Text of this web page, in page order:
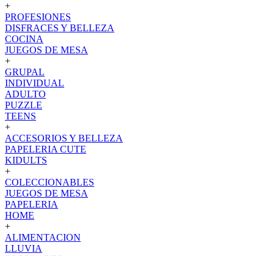
+
PROFESIONES
DISFRACES Y BELLEZA
COCINA
JUEGOS DE MESA
+
GRUPAL
INDIVIDUAL
ADULTO
PUZZLE
TEENS
+
ACCESORIOS Y BELLEZA
PAPELERIA CUTE
KIDULTS
+
COLECCIONABLES
JUEGOS DE MESA
PAPELERIA
HOME
+
ALIMENTACION
LLUVIA